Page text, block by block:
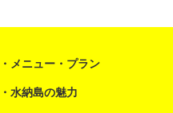
メニュー・プラン
水納島の魅力